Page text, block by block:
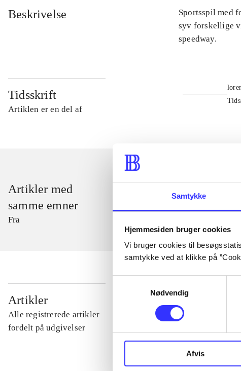
Samtykke
Hjemmesiden bruger cookies
Vi bruger cookies til
samtykke ved at klikke på
Nødvendig
Afvis
Beskrivelse
Sportsspil med
syv forskellige
speedway.
Tidsskrift
Artiklen er en del af
Artikler med
samme emner
Fra
Artikler
Alle registrerede artikler
fordelt på udgivelser
...